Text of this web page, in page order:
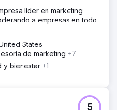
líder en marketing
a empresas en todo
States
de marketing +7
y bienestar +1
5